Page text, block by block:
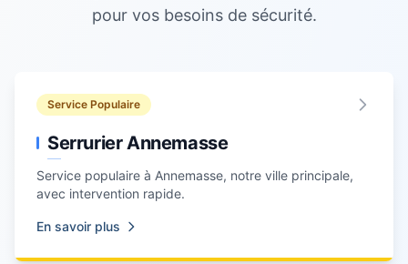
pour vos besoins de sécurité.
Service Populaire
Serrurier Annemasse
Service populaire à Annemasse, notre ville principale,
avec intervention rapide.
En savoir plus